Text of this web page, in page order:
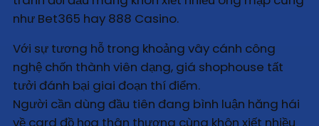
như Bet365 hay 888 Casino.
Với sự tương hỗ trong khoảng vây cánh công
nghệ chốn thành viên dạng, giá shophouse tất
tưởi đánh bại giai đoạn thí điểm.
Người cần dùng đầu tiên đang bình luận hăng hái